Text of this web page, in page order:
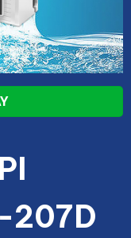
207D